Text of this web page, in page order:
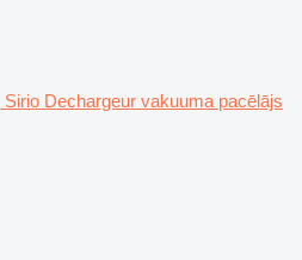
Sirio Dechargeur vakuuma pacēlājs